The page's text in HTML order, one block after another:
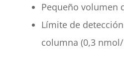
Pequeño volumen
Límite de
columna (0,3